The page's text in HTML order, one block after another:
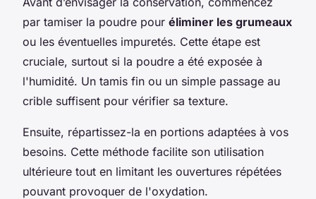
par tamiser la poudre pour éliminer les grumeaux
ou les éventuelles impuretés. Cette étape est
cruciale, surtout si la poudre a été exposée à
l'humidité. Un tamis fin ou un simple passage au
crible suffisent pour vérifier sa texture.
Ensuite, répartissez-la en portions adaptées à vos
besoins. Cette méthode facilite son utilisation
ultérieure tout en limitant les ouvertures répétées
pouvant provoquer de l'oxydation.